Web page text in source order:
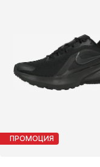
ПРОМОЦИЯ